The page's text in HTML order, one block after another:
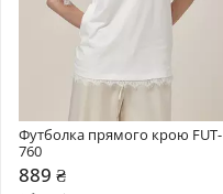
Футболка прямого крою FUT-
760
889 ₴